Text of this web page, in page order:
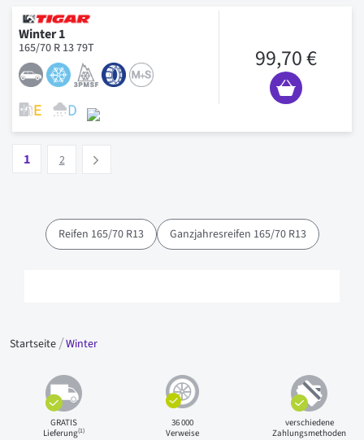
Winter 1
165/70 R 13 79T 99,70 €
Vous lisez actuellement la page
1 2
Reifen 165/70 R13 Ganzjahresreifen 165/70 R13
Startseite Winter
GRATIS
Lieferung(1)
36 000
Verweise
verschiedene
Zahlungsmethoden